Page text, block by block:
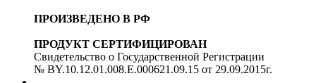
ПРОИЗВЕДЕНО В РФ
ПРОДУКТ СЕРТИФИЦИРОВАН
Свидетельство о Государственной Регистрации
№ BY.10.12.01.008.E.000621.09.15 от 29.09.2015г.